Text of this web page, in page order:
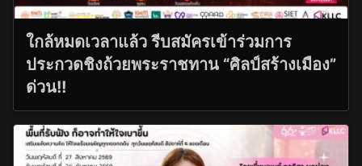
ใกล้หมดเวลาแล้ว รีบสมัครเข้าร่วมการ
ประกวดชิงถ้วยพระราชทาน “ศิลป์สร้างเมือง”
ด่วน!!